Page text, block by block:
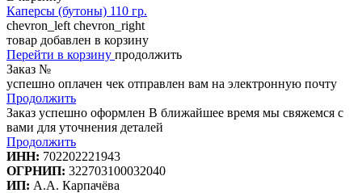
Каперсы (бутоны) 110 гр.
chevron_left chevron_right
товар добавлен в корзину
Перейти в корзину продолжить
Заказ №
успешно оплачен чек отправлен вам на электронную почту
Продолжить
Заказ успешно оформлен В ближайшее время мы свяжемся с
вами для уточнения деталей
Продолжить
ИНН: 702202221943
ОГРНИП: 322703100032040
ИП: А.А. Карпачёва